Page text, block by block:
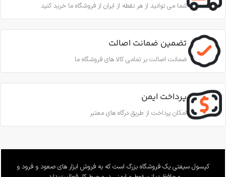
شما می توانید از هر نقطه از ایران از فروشگاه ما خرید کنید
تضمین ضمانت اصالت
ضمانت اصالت بر تمامی کالا های فروشگاه ما
پرداخت ایمن
امکان پرداخت از طریق درگاه های معتبر
کپسول سیفتی یک فروشگاه بزرگ است که به فروش ابزار های صعود و فرود و